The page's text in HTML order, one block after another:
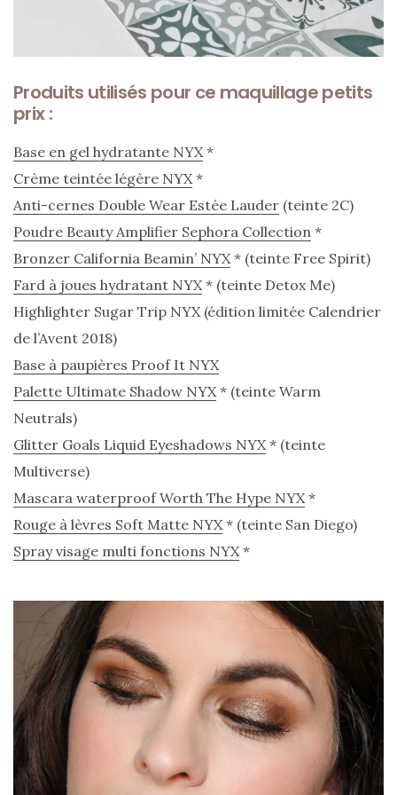
:
sélection
chic
et
quotidien
09/05/2026
sur
le
sac
Small
16/05/2026
Produits utilisés pour ce maquillage petits
prix :
Base en gel hydratante NYX *
Crème teintée légère NYX *
Anti-cernes Double Wear Estée Lauder (teinte 2C)
Poudre Beauty Amplifier Sephora Collection *
Bronzer California Beamin’ NYX * (teinte Free Spirit)
Fard à joues hydratant NYX * (teinte Detox Me)
Highlighter Sugar Trip NYX (édition limitée Calendrier
de l’Avent 2018)
Base à paupières Proof It NYX
Palette Ultimate Shadow NYX * (teinte Warm
Neutrals)
Glitter Goals Liquid Eyeshadows NYX * (teinte
Multiverse)
Mascara waterproof Worth The Hype NYX *
Rouge à lèvres Soft Matte NYX * (teinte San Diego)
Spray visage multi fonctions NYX *